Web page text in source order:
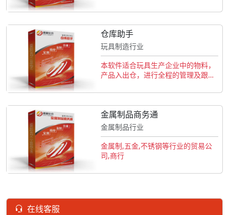
仓库助手
玩具制造行业
本软件适合玩具生产企业中的物料，
产品入出仓，进行全程的管理及跟
金属制品商务通
金属制品行业
金属制,五金,不锈钢等行业的贸易公
司,商行
在线客服